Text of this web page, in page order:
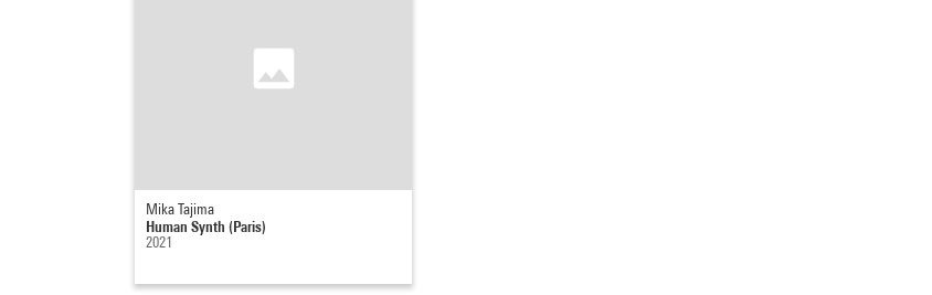
Mika Tajima
Human Synth (Paris)
2021